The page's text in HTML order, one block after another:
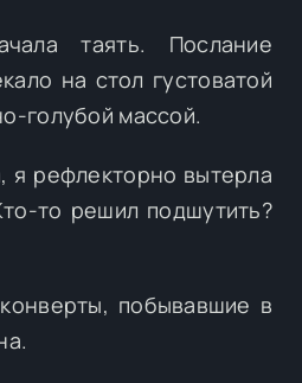
таять. Послание
на стол густоватой
голубой массой.
я рефлекторно вытерла
то решил подшутить?
побывавшие в